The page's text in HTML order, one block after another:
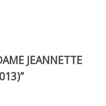
JEANNETTE
”